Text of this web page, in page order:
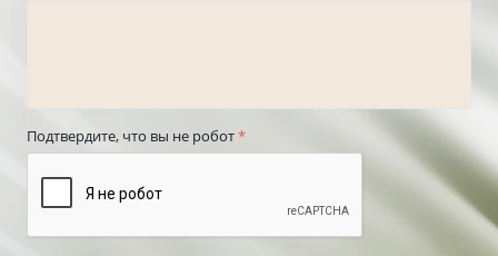
Подтвердите, что вы не робот*